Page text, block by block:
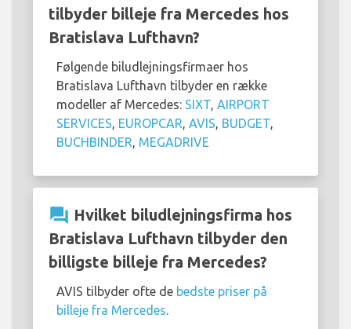
tilbyder billeje fra Mercedes hos
Bratislava Lufthavn?
Følgende biludlejningsfirmaer hos
Bratislava Lufthavn tilbyder en række
modeller af Mercedes: SIXT AIRPORT
SERVICES EUROPCAR AVIS BUDGET
BUCHBINDER MEGADRIVE
question_answer Hvilket biludlejningsfirma hos
Bratislava Lufthavn tilbyder den
billigste billeje fra Mercedes?
AVIS tilbyder ofte de bedste priser på
billeje fra Mercedes